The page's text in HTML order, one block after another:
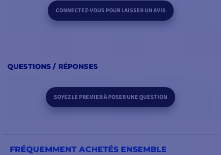
CONNECTEZ-VOUS POUR LAISSER UN AVIS
QUESTIONS / RÉPONSES
SOYEZ LE PREMIER À POSER UNE QUESTION
FRÉQUEMMENT ACHETÉS ENSEMBLE